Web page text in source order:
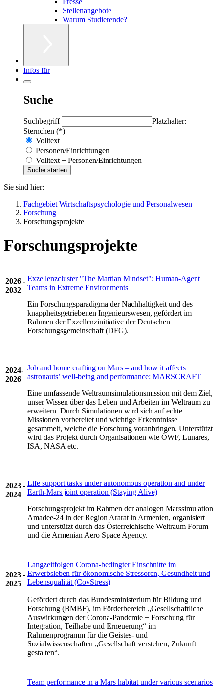
Stellenangebote
Warum Studierende?
Infos für
Suche
Suchbegriff
Platzhalter:
Sternchen (*)
Volltext
Personen/Einrichtungen
Volltext + Personen/Einrichtungen
Sie sind hier:
Fachgebiet Wirtschaftspsychologie und Personalwesen
Forschung
Forschungsprojekte
Forschungsprojekte
2026 -
2032
Exzellenzcluster "The Martian Mindset": Human-Agent
Teams in Extreme Environments
Ein Forschungsparadigma der Nachhaltigkeit und des
knappheitsgetriebenen Ingenieurswesen, gefördert im
Rahmen der Exzellenzinitiative der Deutschen
Forschungsgemeinschaft (DFG).
2024-
2026
Job and home crafting on Mars – and how it affects
astronauts’ well-being and performance: MARSCRAFT
Eine umfassende Weltraumsimulationsmission mit dem Ziel,
unser Wissen über das Leben und Arbeiten im Weltraum zu
erweitern. Durch Simulationen wird sich auf echte
Missionen vorbereitet und wichtige Erkenntnisse
gesammelt, welche die Forschung voranbringen. Unterstützt
wird das Projekt durch Organisationen wie ÖWF, Lunares,
ISA, NASA etc.
2023 -
2024
Life support tasks under autonomous operation and under
Earth-Mars joint operation (Staying Alive)
Forschungsprojekt im Rahmen der analogen Marssimulation
Amadee-24 in der Region Ararat in Armenien, organisiert
und unterstützt durch das Österreichische Weltraum Forum
und die Armenian Aero Space Agency.
2023 -
2025
Langzeitfolgen Corona-bedingter Einschnitte im
Erwerbsleben für ökonomische Stressoren, Gesundheit und
Lebensqualität (CovStress)
Gefördert durch das Bundesministerium für Bildung und
Forschung (BMBF), im Förderbereich „Gesellschaftliche
Auswirkungen der Corona-Pandemie − Forschung für
Integration, Teilhabe und Erneuerung“ im
Rahmenprogramm für die Geistes- und
Sozialwissenschaften „Gesellschaft verstehen, Zukunft
gestalten“.
Team performance in a Mars habitat under various scenarios